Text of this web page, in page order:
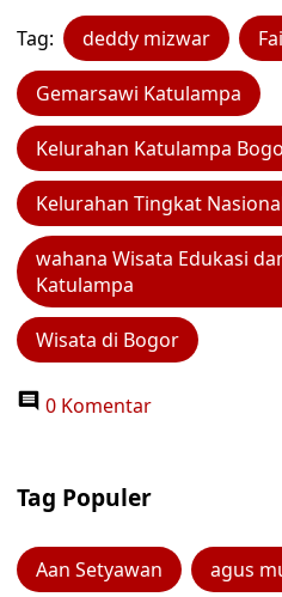
Tag: deddy mizwar
Gemarsawi Katulampa
Kelurahan Katulampa
Kelurahan Tingkat
wahana Wisata Edukasi
Katulampa
Wisata di Bogor
0 Komentar
Tag Populer
Aan Setyawan agus